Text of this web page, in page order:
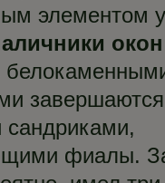
элементом
окон
завершаются
фиалы.